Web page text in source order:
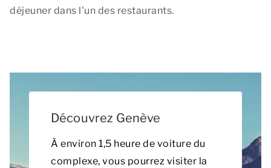
déjeuner dans l'un des restaurants.
Découvrez Genève
À environ 1,5 heure de voiture du
complexe, vous pourrez visiter la